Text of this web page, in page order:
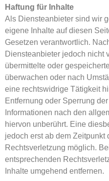
Haftung für Inhalte
Als Diensteanbieter sind wir
eigene Inhalte auf diesen
Gesetzen verantwortlich.
Diensteanbieter jedoch nicht
übermittelte oder
überwachen oder nach
eine rechtswidrige Tätigkeit
Entfernung oder Sperrung
Informationen nach den
hiervon unberührt. Eine
jedoch erst ab dem Zeitpunkt
Rechtsverletzung möglich.
entsprechenden
Inhalte umgehend entfernen.